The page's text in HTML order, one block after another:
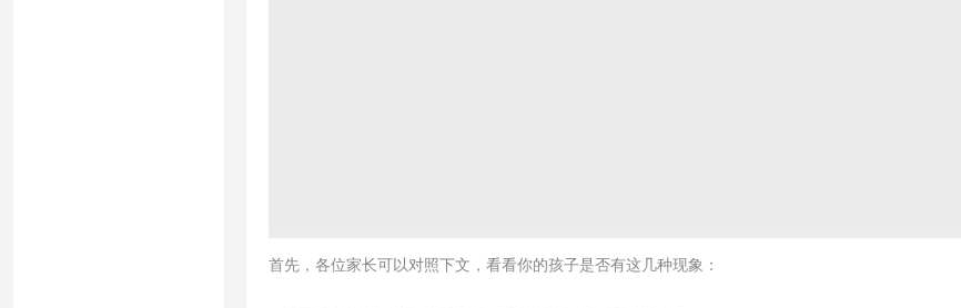
首先，各位家长可以对照下文，看看你的孩子是否有这几种现象：